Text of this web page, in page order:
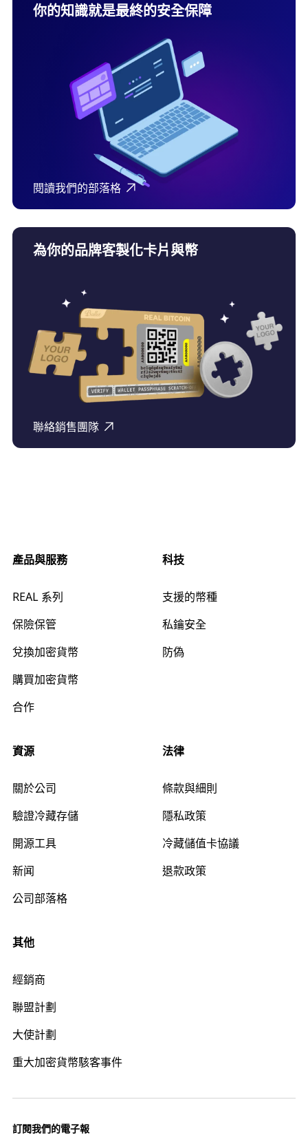
你的知識就是最終的安全保障
閱讀我們的部落格
為你的品牌客製化卡片與幣
聯絡銷售團隊
產品與服務
REAL 系列
保險保管
兌換加密貨幣
購買加密貨幣
合作
科技
支援的幣種
私鑰安全
防偽
資源
關於公司
驗證冷藏存儲
開源工具
新闻
公司部落格
法律
條款與細則
隱私政策
冷藏儲值卡協議
退款政策
其他
經銷商
聯盟計劃
大使計劃
重大加密貨幣駭客事件
訂閱我們的電子報